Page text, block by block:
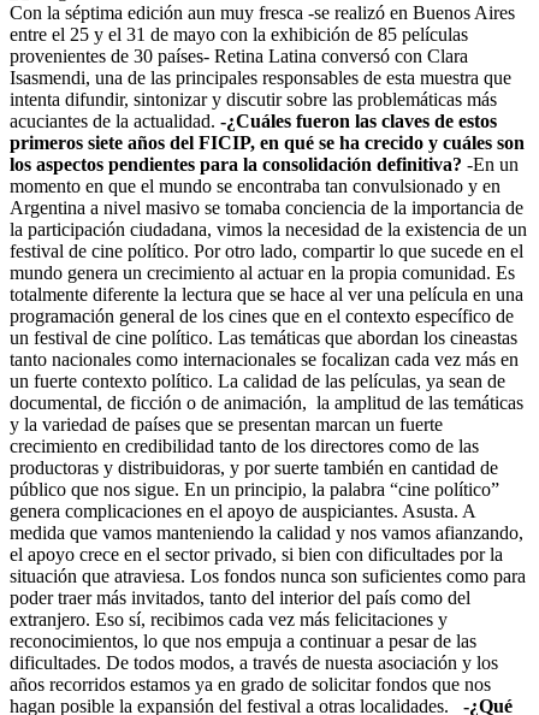
Con la séptima edición aun muy fresca -se realizó en Buenos Aires
entre el 25 y el 31 de mayo con la exhibición de 85 películas
provenientes de 30 países- Retina Latina conversó con Clara
Isasmendi, una de las principales responsables de esta muestra que
intenta difundir, sintonizar y discutir sobre las problemáticas más
acuciantes de la actualidad. -¿Cuáles fueron las claves de estos
primeros siete años del FICIP, en qué se ha crecido y cuáles son
los aspectos pendientes para la consolidación definitiva? -En un
momento en que el mundo se encontraba tan convulsionado y en
Argentina a nivel masivo se tomaba conciencia de la importancia de
la participación ciudadana, vimos la necesidad de la existencia de un
festival de cine político. Por otro lado, compartir lo que sucede en el
mundo genera un crecimiento al actuar en la propia comunidad. Es
totalmente diferente la lectura que se hace al ver una película en una
programación general de los cines que en el contexto específico de
un festival de cine político. Las temáticas que abordan los cineastas
tanto nacionales como internacionales se focalizan cada vez más en
un fuerte contexto político. La calidad de las películas, ya sean de
documental, de ficción o de animación, la amplitud de las temáticas
y la variedad de países que se presentan marcan un fuerte
crecimiento en credibilidad tanto de los directores como de las
productoras y distribuidoras, y por suerte también en cantidad de
público que nos sigue. En un principio, la palabra “cine político”
genera complicaciones en el apoyo de auspiciantes. Asusta. A
medida que vamos manteniendo la calidad y nos vamos afianzando,
el apoyo crece en el sector privado, si bien con dificultades por la
situación que atraviesa. Los fondos nunca son suficientes como para
poder traer más invitados, tanto del interior del país como del
extranjero. Eso sí, recibimos cada vez más felicitaciones y
reconocimientos, lo que nos empuja a continuar a pesar de las
dificultades. De todos modos, a través de nuesta asociación y los
años recorridos estamos ya en grado de solicitar fondos que nos
hagan posible la expansión del festival a otras localidades. -¿Qué